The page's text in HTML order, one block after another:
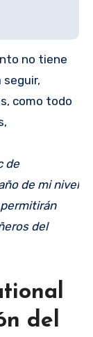
no tiene
como todo
de
de mi nivel
del
del